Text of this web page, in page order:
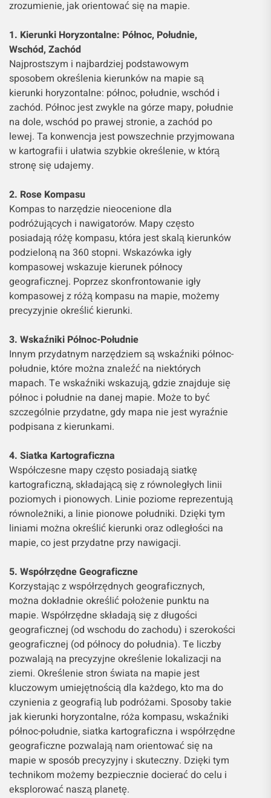
zrozumienie, jak orientować się na mapie.
1. Kierunki Horyzontalne: Północ, Południe,
Wschód, Zachód
Najprostszym i najbardziej podstawowym
sposobem określenia kierunków na mapie są
kierunki horyzontalne: północ, południe, wschód i
zachód. Północ jest zwykle na górze mapy, południe
na dole, wschód po prawej stronie, a zachód po
lewej. Ta konwencja jest powszechnie przyjmowana
w kartografii i ułatwia szybkie określenie, w którą
stronę się udajemy.
2. Rose Kompasu
Kompas to narzędzie nieocenione dla
podróżujących i nawigatorów. Mapy często
posiadają różę kompasu, która jest skalą kierunków
podzieloną na 360 stopni. Wskazówka igły
kompasowej wskazuje kierunek północy
geograficznej. Poprzez skonfrontowanie igły
kompasowej z różą kompasu na mapie, możemy
precyzyjnie określić kierunki.
3. Wskaźniki Północ-Południe
Innym przydatnym narzędziem są wskaźniki północ-
południe, które można znaleźć na niektórych
mapach. Te wskaźniki wskazują, gdzie znajduje się
północ i południe na danej mapie. Może to być
szczególnie przydatne, gdy mapa nie jest wyraźnie
podpisana z kierunkami.
4. Siatka Kartograficzna
Współczesne mapy często posiadają siatkę
kartograficzną, składającą się z równoległych linii
poziomych i pionowych. Linie poziome reprezentują
równoleżniki, a linie pionowe południki. Dzięki tym
liniami można określić kierunki oraz odległości na
mapie, co jest przydatne przy nawigacji.
5. Współrzędne Geograficzne
Korzystając z współrzędnych geograficznych,
można dokładnie określić położenie punktu na
mapie. Współrzędne składają się z długości
geograficznej (od wschodu do zachodu) i szerokości
geograficznej (od północy do południa). Te liczby
pozwalają na precyzyjne określenie lokalizacji na
ziemi. Określenie stron świata na mapie jest
kluczowym umiejętnością dla każdego, kto ma do
czynienia z geografią lub podróżami. Sposoby takie
jak kierunki horyzontalne, róża kompasu, wskaźniki
północ-południe, siatka kartograficzna i współrzędne
geograficzne pozwalają nam orientować się na
mapie w sposób precyzyjny i skuteczny. Dzięki tym
technikom możemy bezpiecznie docierać do celu i
eksplorować naszą planetę.